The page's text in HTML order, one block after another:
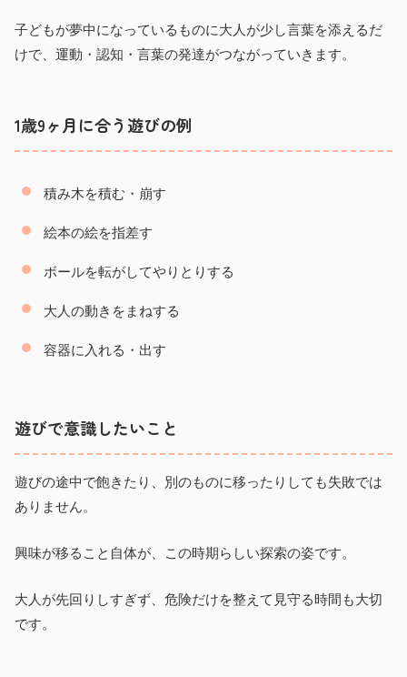
子どもが夢中になっているものに大人が少し言葉を添えるだ
けで、運動・認知・言葉の発達がつながっていきます。
1歳9ヶ月に合う遊びの例
積み木を積む・崩す
絵本の絵を指差す
ボールを転がしてやりとりする
大人の動きをまねする
容器に入れる・出す
遊びで意識したいこと
遊びの途中で飽きたり、別のものに移ったりしても失敗では
ありません。
興味が移ること自体が、この時期らしい探索の姿です。
大人が先回りしすぎず、危険だけを整えて見守る時間も大切
です。